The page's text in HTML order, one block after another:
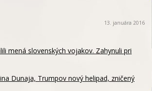
13. januára 2016
mená slovenských vojakov. Zahynuli pri
Dunaja, Trumpov nový helipad, zničený